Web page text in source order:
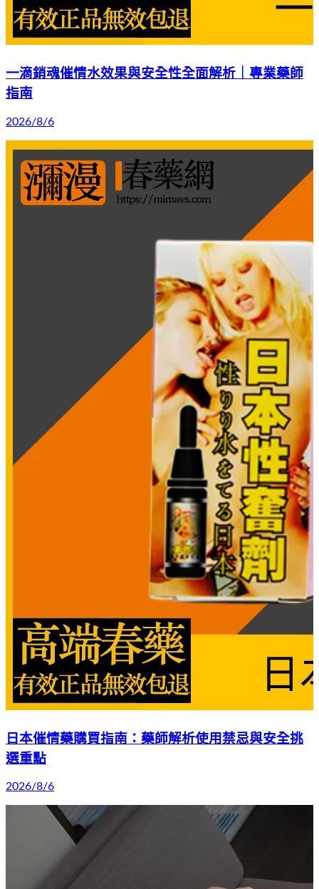
一滴銷魂催情水效果與安全性全面解析｜專業藥師
指南
2026/8/6
日本催情藥購買指南：藥師解析使用禁忌與安全挑
選重點
2026/8/6